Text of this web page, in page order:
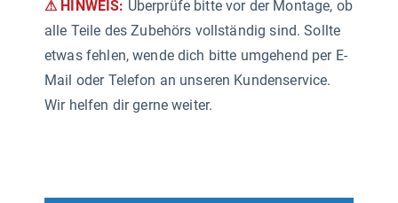
⚠ HINWEIS: Überprüfe bitte vor der Montage, ob
alle Teile des Zubehörs vollständig sind. Sollte
etwas fehlen, wende dich bitte umgehend per E-
Mail oder Telefon an unseren Kundenservice.
Wir helfen dir gerne weiter.